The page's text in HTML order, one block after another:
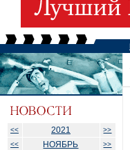
<< 2021
>>
<<
НОЯБРЬ >>